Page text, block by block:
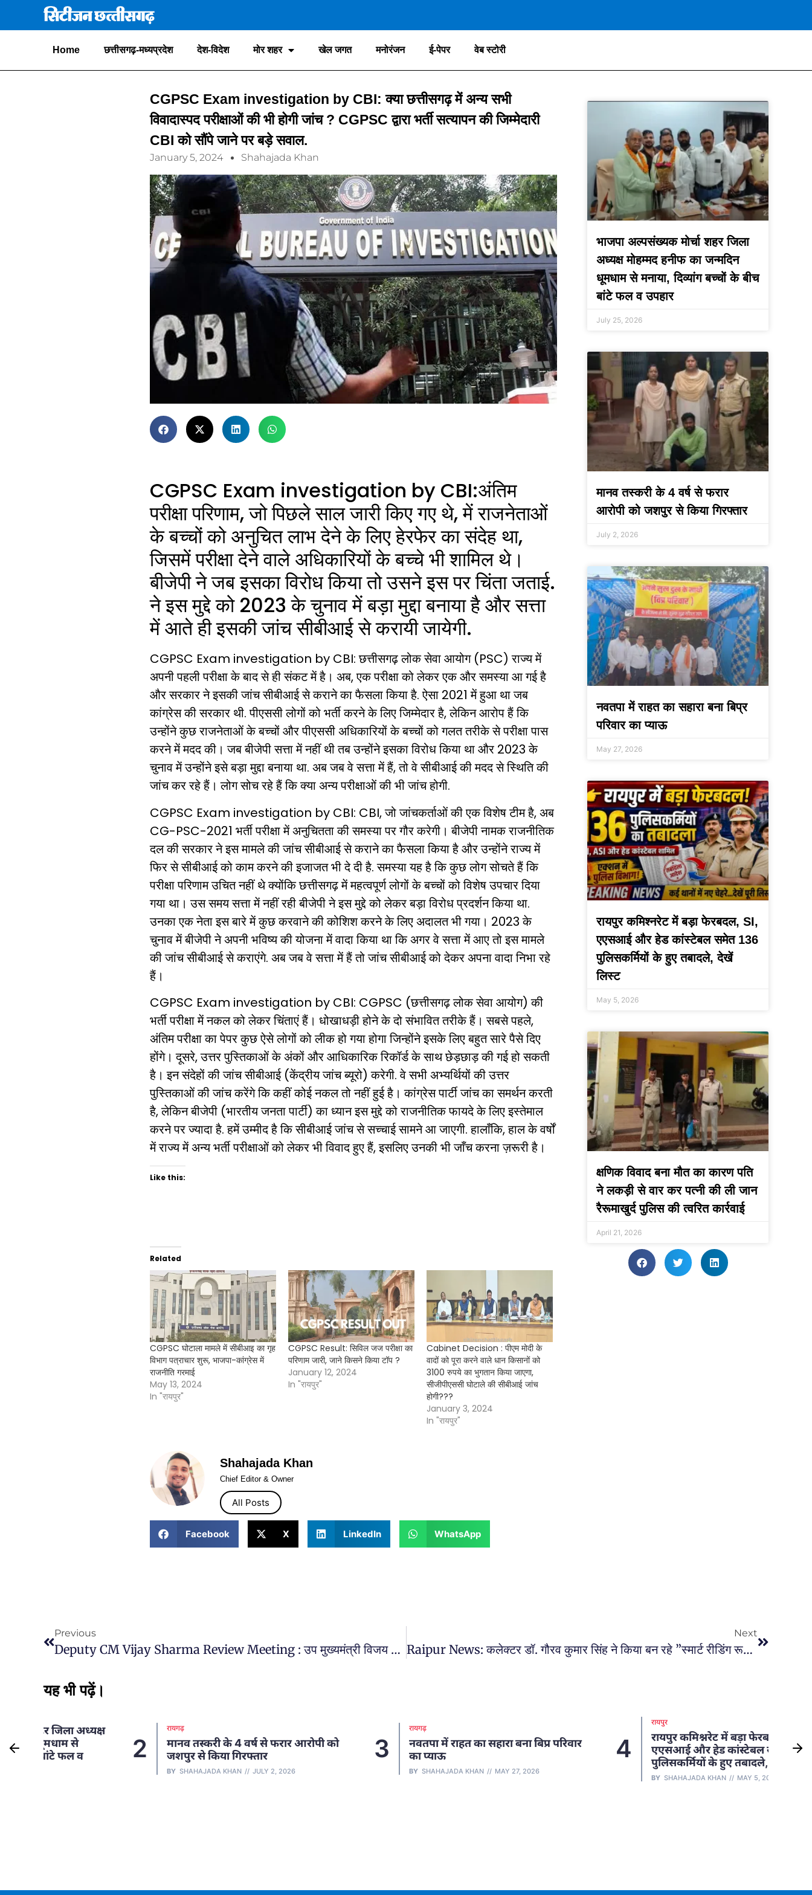
Home छत्तीसगढ़-मध्यप्रदेश देश-विदेश मोर शहर खेल जगत मनोरंजन ई-पेपर वेब स्टोरी
CGPSC Exam investigation by CBI: क्या छत्तीसगढ़ में अन्य सभी
विवादास्पद परीक्षाओं की भी होगी जांच ? CGPSC द्वारा भर्ती सत्यापन की जिम्मेदारी
CBI को सौंपे जाने पर बड़े सवाल.
January 5, 2024 Shahajada Khan
CGPSC Exam investigation by CBI:अंतिम
परीक्षा परिणाम, जो पिछले साल जारी किए गए थे, में राजनेताओं
के बच्चों को अनुचित लाभ देने के लिए हेरफेर का संदेह था,
जिसमें परीक्षा देने वाले अधिकारियों के बच्चे भी शामिल थे।
बीजेपी ने जब इसका विरोध किया तो उसने इस पर चिंता जताई.
ने इस मुद्दे को 2023 के चुनाव में बड़ा मुद्दा बनाया है और सत्ता
में आते ही इसकी जांच सीबीआई से करायी जायेगी.
CGPSC Exam investigation by CBI: छत्तीसगढ़ लोक सेवा आयोग (PSC) राज्य में
अपनी पहली परीक्षा के बाद से ही संकट में है। अब, एक परीक्षा को लेकर एक और समस्या आ गई है
और सरकार ने इसकी जांच सीबीआई से कराने का फैसला किया है. ऐसा 2021 में हुआ था जब
कांग्रेस की सरकार थी. पीएससी लोगों को भर्ती करने के लिए जिम्मेदार है, लेकिन आरोप हैं कि
उन्होंने कुछ राजनेताओं के बच्चों और पीएससी अधिकारियों के बच्चों को गलत तरीके से परीक्षा पास
करने में मदद की। जब बीजेपी सत्ता में नहीं थी तब उन्होंने इसका विरोध किया था और 2023 के
चुनाव में उन्होंने इसे बड़ा मुद्दा बनाया था. अब जब वे सत्ता में हैं, तो वे सीबीआई की मदद से स्थिति की
जांच कर रहे हैं। लोग सोच रहे हैं कि क्या अन्य परीक्षाओं की भी जांच होगी.
CGPSC Exam investigation by CBI: CBI, जो जांचकर्ताओं की एक विशेष टीम है, अब
CG-PSC-2021 भर्ती परीक्षा में अनुचितता की समस्या पर गौर करेगी। बीजेपी नामक राजनीतिक
दल की सरकार ने इस मामले की जांच सीबीआई से कराने का फैसला किया है और उन्होंने राज्य में
फिर से सीबीआई को काम करने की इजाजत भी दे दी है. समस्या यह है कि कुछ लोग सोचते हैं कि
परीक्षा परिणाम उचित नहीं थे क्योंकि छत्तीसगढ़ में महत्वपूर्ण लोगों के बच्चों को विशेष उपचार दिया
गया था। उस समय सत्ता में नहीं रही बीजेपी ने इस मुद्दे को लेकर बड़ा विरोध प्रदर्शन किया था.
उनका एक नेता इस बारे में कुछ करवाने की कोशिश करने के लिए अदालत भी गया। 2023 के
चुनाव में बीजेपी ने अपनी भविष्य की योजना में वादा किया था कि अगर वे सत्ता में आए तो इस मामले
की जांच सीबीआई से कराएंगे. अब जब वे सत्ता में हैं तो जांच सीबीआई को देकर अपना वादा निभा रहे
हैं।
CGPSC Exam investigation by CBI: CGPSC (छत्तीसगढ़ लोक सेवा आयोग) की
भर्ती परीक्षा में नकल को लेकर चिंताएं हैं। धोखाधड़ी होने के दो संभावित तरीके हैं। सबसे पहले,
अंतिम परीक्षा का पेपर कुछ ऐसे लोगों को लीक हो गया होगा जिन्होंने इसके लिए बहुत सारे पैसे दिए
होंगे। दूसरे, उत्तर पुस्तिकाओं के अंकों और आधिकारिक रिकॉर्ड के साथ छेड़छाड़ की गई हो सकती
है। इन संदेहों की जांच सीबीआई (केंद्रीय जांच ब्यूरो) करेगी. वे सभी अभ्यर्थियों की उत्तर
पुस्तिकाओं की जांच करेंगे कि कहीं कोई नकल तो नहीं हुई है। कांग्रेस पार्टी जांच का समर्थन करती
है, लेकिन बीजेपी (भारतीय जनता पार्टी) का ध्यान इस मुद्दे को राजनीतिक फायदे के लिए इस्तेमाल
करने पर ज्यादा है. हमें उम्मीद है कि सीबीआई जांच से सच्चाई सामने आ जाएगी. हालाँकि, हाल के वर्षों
में राज्य में अन्य भर्ती परीक्षाओं को लेकर भी विवाद हुए हैं, इसलिए उनकी भी जाँच करना ज़रूरी है।
Like this:
Related
CGPSC घोटाला मामले में सीबीआइ का गृह
विभाग पत्राचार शुरू, भाजपा-कांग्रेस में
राजनीति गरमाई
May 13, 2024
In "रायपुर"
CGPSC Result: सिविल जज परीक्षा का
परिणाम जारी, जाने किसने किया टॉप ?
January 12, 2024
In "रायपुर"
Cabinet Decision : पीएम मोदी के
वादों को पूरा करने वाले धान किसानों को
3100 रुपये का भुगतान किया जाएगा,
सीजीपीएससी घोटाले की सीबीआई जांच
होगी???
January 3, 2024
In "रायपुर"
Shahajada Khan
Chief Editor & Owner
All Posts
Facebook X LinkedIn WhatsApp
भाजपा अल्पसंख्यक मोर्चा शहर जिला
अध्यक्ष मोहम्मद हनीफ का जन्मदिन
धूमधाम से मनाया, दिव्यांग बच्चों के बीच
बांटे फल व उपहार
July 25, 2026
मानव तस्करी के 4 वर्ष से फरार
आरोपी को जशपुर से किया गिरफ्तार
July 2, 2026
नवतपा में राहत का सहारा बना बिप्र
परिवार का प्याऊ
May 27, 2026
रायपुर कमिश्नरेट में बड़ा फेरबदल, SI,
एएसआई और हेड कांस्टेबल समेत 136
पुलिसकर्मियों के हुए तबादले, देखें
लिस्ट
May 5, 2026
क्षणिक विवाद बना मौत का कारण पति
ने लकड़ी से वार कर पत्नी की ली जान
रैरूमाखुर्द पुलिस की त्वरित कार्रवाई
April 21, 2026
Previous
Deputy CM Vijay Sharma Review Meeting : उप मुख्यमंत्री विजय शर्मा ने थाने में समीक्षा बैठक की और अधिकारियों को कई जरूरी निर्देश दिये.
Next
Raipur News: कलेक्टर डॉ. गौरव कुमार सिंह ने किया बन रहे ”स्मार्ट रीडिंग रूम” का व्यौरा, निर्माण कार्य जल्दी पूरा करने का दिया आदेश.
यह भी पढ़ें।
2
रायगढ़
मानव तस्करी के 4 वर्ष से फरार आरोपी को
जशपुर से किया गिरफ्तार
JULY 2, 2026
3
नवतपा में राहत का सहारा बना बिप्र परिवार
MAY 27, 2026
4
रायपुर कमिश्नरेट में बड़ा फेरबदल, SI,
एएसआई और हेड कांस्टेबल समेत 136
पुलिसकर्मियों के हुए तबादले, देखें लिस्ट
MAY 5, 2026
5